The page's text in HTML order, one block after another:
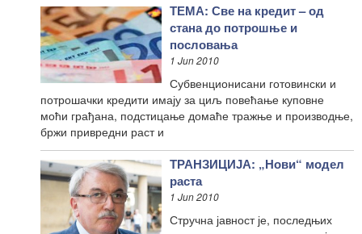
ТЕМА: Све на кредит – од
стана до потрошње и
пословања
1 Jun 2010
Субвенционисани готовински и
потрошачки кредити имају за циљ повећање куповне
моћи грађана, подстицање домаће тражње и производње,
бржи привредни раст и
ТРАНЗИЦИЈА: „Нови“ модел
раста
1 Jun 2010
Стручна јавност је, последњих